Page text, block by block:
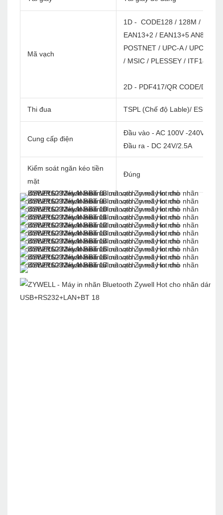
Mã vạch
1D - CODE128 / 128M /
EAN13+2 / EAN13+5 AN8 /
POSTNET / UPC-A / UPCA+2
/ MSIC / PLESSEY / ITF14 /
2D - PDF417/QR CODE/DATA
Thi đua TSPL (Chế độ Lable)/ ESC/
Cung cấp điện
Đầu vào - AC 100V -240V/60Hz
Đầu ra - DC 24V/2.5A
Kiểm soát ngăn kéo tiền
mặt
Đúng